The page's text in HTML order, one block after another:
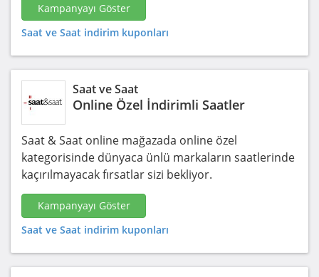
Kampanyayı Göster
Saat ve Saat indirim kuponları
Saat ve Saat
Online Özel İndirimli Saatler
Saat & Saat online mağazada online özel
kategorisinde dünyaca ünlü markaların saatlerinde
kaçırılmayacak fırsatlar sizi bekliyor.
Kampanyayı Göster
Saat ve Saat indirim kuponları